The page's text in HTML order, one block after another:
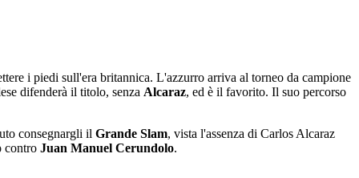
i piedi sull'era britannica. L'azzurro arriva al torneo da campione
difenderà il titolo, senza Alcaraz, ed è il favorito. Il suo percorso
consegnargli il Grande Slam, vista l'assenza di Carlos Alcaraz
contro Juan Manuel Cerundolo.